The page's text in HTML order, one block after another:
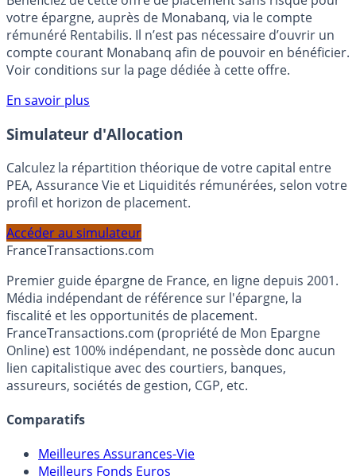
Bénéficiez de cette offre de placement sans risque pour
votre épargne, auprès de Monabanq, via le compte
rémunéré Rentabilis. Il n’est pas nécessaire d’ouvrir un
Voir conditions sur la page dédiée à cette offre.
En savoir plus
Simulateur d'Allocation
Calculez la répartition théorique de votre capital entre
profil et horizon de placement.
FranceTransactions.com
Premier guide épargne de France, en ligne depuis 2001.
Média indépendant de référence sur l'épargne, la
fiscalité et les opportunités de placement.
FranceTransactions.com (propriété de Mon Epargne
Online) est 100% indépendant, ne possède donc aucun
assureurs, sociétés de gestion, CGP, etc.
Comparatifs